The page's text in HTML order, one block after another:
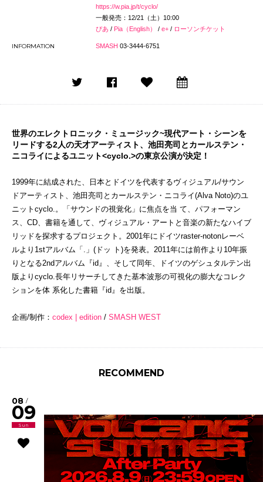
https://w.pia.jp/t/cyclo/
一般発売：12/21（土）10:00
ぴあ / Pia（English） / e+/ ローソンチケット
INFORMATION SMASH 03-3444-6751
世界のエレクトロニック・ミュージック~現代アート・シーンを
リードする2人の天才アーティスト、池田亮司とカールステン・
ニコライによるユニット<cyclo.>の東京公演が決定！
1999年に結成された、日本とドイツを代表するヴィジュアル/サウン
ドアーティスト、池田亮司とカールステン・ニコライ(Alva Noto)のユ
ニットcyclo.。「サウンドの視覚化」に焦点を当 て、パフォーマン
ス、CD、書籍を通して、ヴィジュアル・アートと音楽の新たなハイブ
リッドを探求するプロジェクト。2001年にドイツraster-notonレーベ
ルより1stアルバム「.」(ドッ ト)を発表。2011年には前作より10年振
りとなる2ndアルバム『id』、そして同年、ドイツのゲシュタルテン出
版よりcyclo.長年リサーチしてきた基本波形の可視化の膨大なコレク
ションを体 系化した書籍『id』を出版。
企画/制作： codex | edition / SMASH WEST
RECOMMEND
08 /
09
Sun